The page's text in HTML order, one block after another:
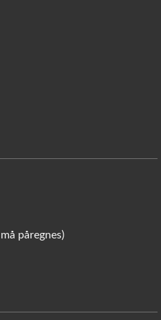
påregnes)